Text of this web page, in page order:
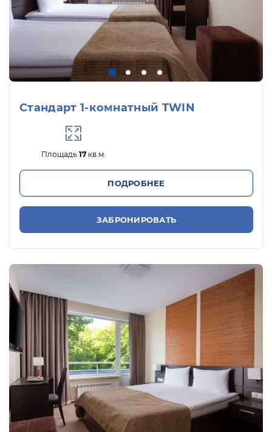
Стандарт 1-комнатный TWIN
Площадь 17кв.м.
ПОДРОБНЕЕ
ЗАБРОНИРОВАТЬ